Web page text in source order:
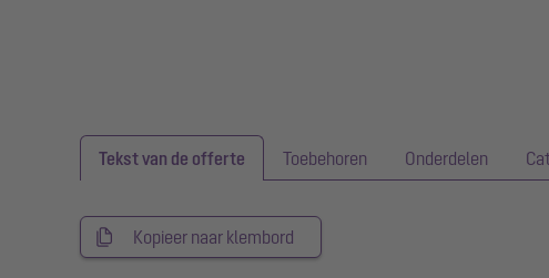
Tekst van de offerte Toebehoren Onderdelen
Kopieer naar klembord